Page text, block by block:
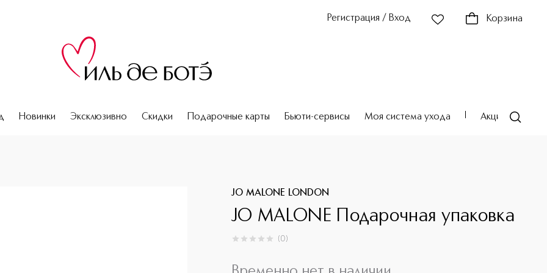
Регистрация / Вход Корзина
Новинки Эксклюзивно Скидки Подарочные карты Бьюти-сервисы Моя система ухода Акции
JO MALONE LONDON
JO MALONE Подарочная упаковка
0из 0 (0)